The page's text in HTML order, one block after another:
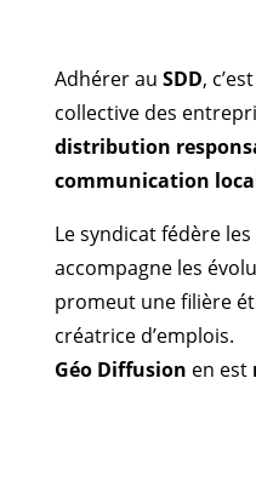
Adhérer au SDD,
collective des
distribution
communication
Le syndicat fédère
accompagne les
promeut une filière
créatrice d’emplois.
Géo Diffusion en est